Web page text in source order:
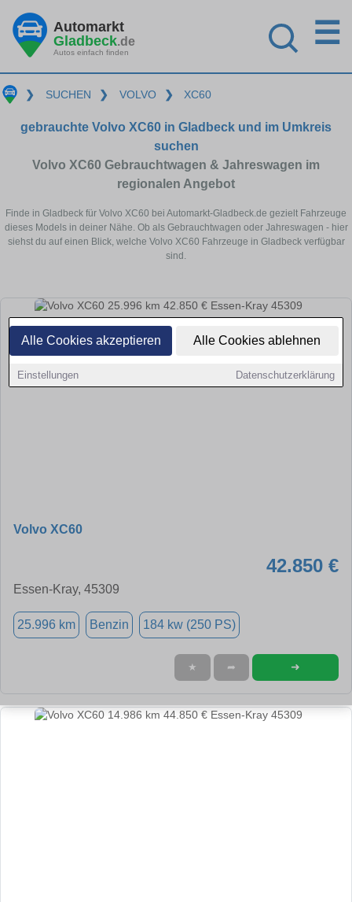
Alle Cookies akzeptieren Alle Cookies ablehnen
Einstellungen Datenschutzerklärung
Automarkt
Gladbeck.de
Autos einfach finden
☰
❯ SUCHEN ❯ VOLVO ❯ XC60
gebrauchte Volvo XC60 in Gladbeck und im Umkreis
suchen
Volvo XC60 Gebrauchtwagen & Jahreswagen im
regionalen Angebot
Finde in Gladbeck für Volvo XC60 bei Automarkt-Gladbeck.de gezielt Fahrzeuge
dieses Models in deiner Nähe. Ob als Gebrauchtwagen oder Jahreswagen - hier
siehst du auf einen Blick, welche Volvo XC60 Fahrzeuge in Gladbeck verfügbar
sind.
Volvo XC60
42.850 €
Essen-Kray, 45309
25.996 km Benzin 184 kw (250 PS)
★ ➦ ➜